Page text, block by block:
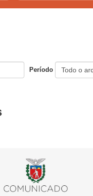
Período